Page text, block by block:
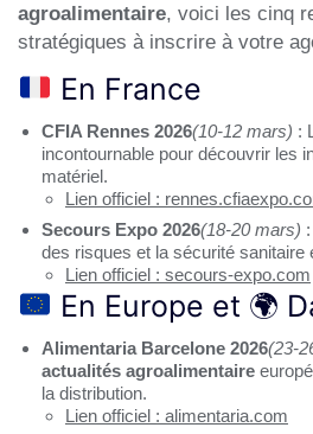
agroalimentaire, voici les cinq
stratégiques à inscrire à votre
En France
CFIA Rennes 2026(10-12 mars) :
incontournable pour découvrir les
matériel.
Lien officiel :
Secours Expo 2026(18-20 mars)
des risques et la sécurité sanitaire
Lien officiel : secours-expo.com
En Europe et 🌍
Alimentaria Barcelone 2026(23-
actualités agroalimentaire
la distribution.
Lien officiel : alimentaria.com